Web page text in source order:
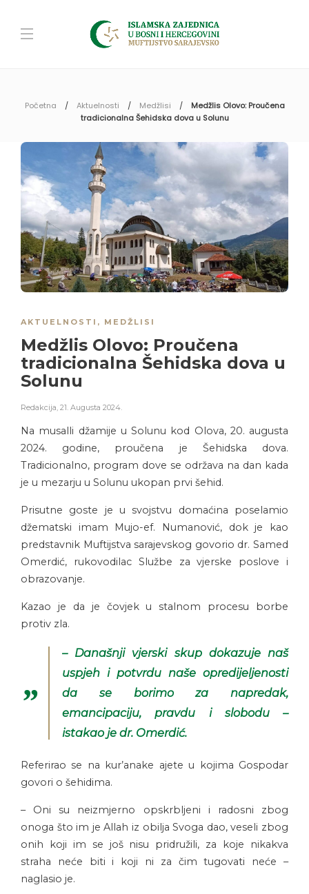
Početna Aktuelnosti Medžlisi
Medžlis Olovo: Proučena
tradicionalna Šehidska dova u Solunu
AKTUELNOSTI , MEDŽLISI
Medžlis Olovo: Proučena
tradicionalna Šehidska dova u
Solunu
Redakcija, 21. Augusta 2024.
Na musalli džamije u Solunu kod Olova, 20. augusta
2024. godine, proučena je Šehidska dova.
Tradicionalno, program dove se održava na dan kada
je u mezarju u Solunu ukopan prvi šehid.
Prisutne goste je u svojstvu domaćina poselamio
džematski imam Mujo-ef. Numanović, dok je kao
predstavnik Muftijstva sarajevskog govorio dr. Samed
Omerdić, rukovodilac Službe za vjerske poslove i
obrazovanje.
Kazao je da je čovjek u stalnom procesu borbe
protiv zla.
– Današnji vjerski skup dokazuje naš
uspjeh i potvrdu naše opredijeljenosti
da se borimo za napredak,
emancipaciju, pravdu i slobodu –
istakao je dr. Omerdić.
Referirao se na kur’anake ajete u kojima Gospodar
govori o šehidima.
– Oni su neizmjerno opskrbljeni i radosni zbog
onoga što im je Allah iz obilja Svoga dao, veseli zbog
onih koji im se još nisu pridružili, za koje nikakva
straha neće biti i koji ni za čim tugovati neće –
naglasio je.